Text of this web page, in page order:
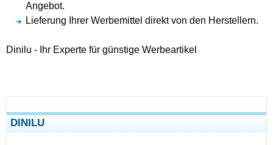
Angebot.
Lieferung Ihrer Werbemittel direkt von den Herstellern.
Dinilu - Ihr Experte für günstige Werbeartikel
DINILU